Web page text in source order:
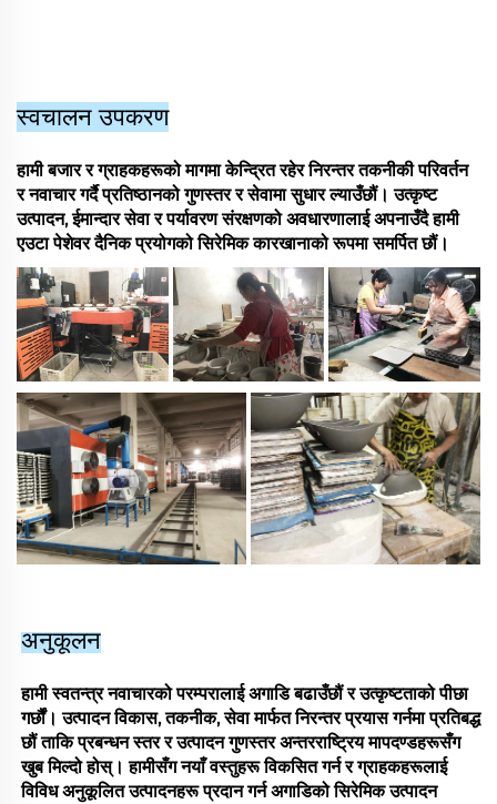
स्वचालन उपकरण
हामी बजार र ग्राहकहरूको मागमा केन्द्रित रहेर निरन्तर तकनीकी परिवर्तन
र नवाचार गर्दै प्रतिष्ठानको गुणस्तर र सेवामा सुधार ल्याउँछौं। उत्कृष्ट
उत्पादन, ईमान्दार सेवा र पर्यावरण संरक्षणको अवधारणालाई अपनाउँदै हामी
एउटा पेशेवर दैनिक प्रयोगको सिरेमिक कारखानाको रूपमा समर्पित छौं।
अनुकूलन
हामी स्वतन्त्र नवाचारको परम्परालाई अगाडि बढाउँछौं र उत्कृष्टताको पीछा
गर्छौं। उत्पादन विकास, तकनीक, सेवा मार्फत निरन्तर प्रयास गर्नमा प्रतिबद्ध
छौं ताकि प्रबन्धन स्तर र उत्पादन गुणस्तर अन्तरराष्ट्रिय मापदण्डहरूसँग
खुब मिल्दो होस्। हामीसँग नयाँ वस्तुहरू विकसित गर्न र ग्राहकहरूलाई
विविध अनुकूलित उत्पादनहरू प्रदान गर्न अगाडिको सिरेमिक उत्पादन